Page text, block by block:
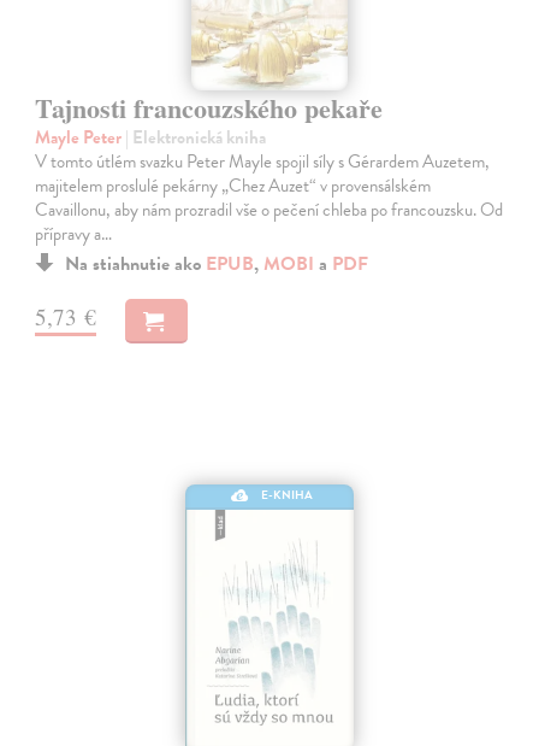
Tajnosti francouzského pekaře
Mayle Peter| Elektronická kniha
V tomto útlém svazku Peter Mayle spojil síly s Gérardem Auzetem,
majitelem proslulé pekárny „Chez Auzet“ v provensálském
Cavaillonu, aby nám prozradil vše o pečení chleba po francouzsku. Od
přípravy a…
Na stiahnutie ako EPUB, MOBI a PDF
5,73 €
E-KNIHA